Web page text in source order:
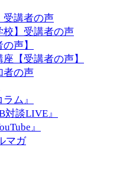
受講者の声
校】受講者の声
声】
【受講者の声】
者の声
ム』
談LIVE』
』
マガ